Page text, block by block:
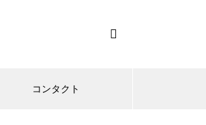
コンタクト